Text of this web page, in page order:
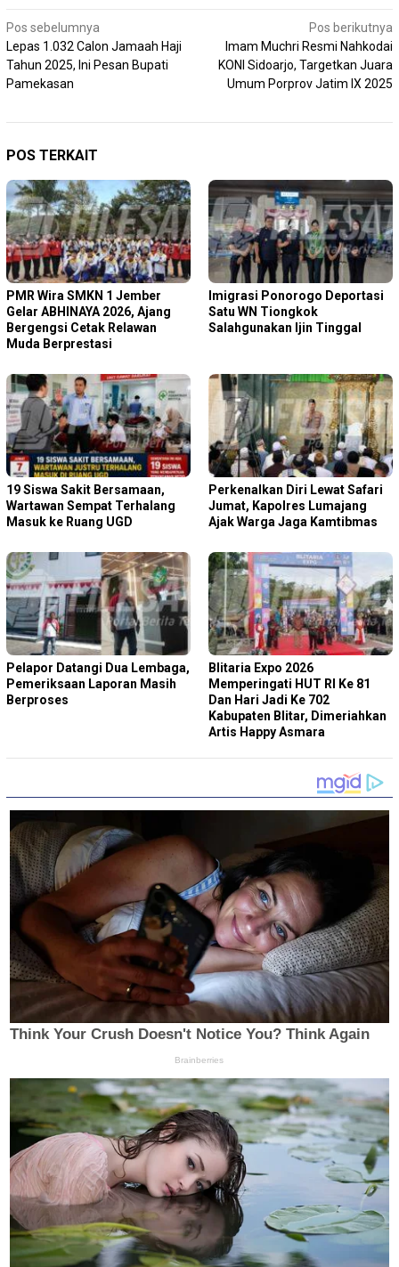
Navigasi
pos
Pos sebelumnya
Lepas 1.032 Calon Jamaah Haji
Tahun 2025, Ini Pesan Bupati
Pamekasan
Pos berikutnya
Imam Muchri Resmi Nahkodai
KONI Sidoarjo, Targetkan Juara
Umum Porprov Jatim IX 2025
POS TERKAIT
PMR Wira SMKN 1 Jember
Gelar ABHINAYA 2026, Ajang
Bergengsi Cetak Relawan
Muda Berprestasi
Imigrasi Ponorogo Deportasi
Satu WN Tiongkok
Salahgunakan Ijin Tinggal
19 Siswa Sakit Bersamaan,
Wartawan Sempat Terhalang
Masuk ke Ruang UGD
Perkenalkan Diri Lewat Safari
Jumat, Kapolres Lumajang
Ajak Warga Jaga Kamtibmas
Pelapor Datangi Dua Lembaga,
Pemeriksaan Laporan Masih
Berproses
Blitaria Expo 2026
Memperingati HUT RI Ke 81
Dan Hari Jadi Ke 702
Kabupaten Blitar, Dimeriahkan
Artis Happy Asmara